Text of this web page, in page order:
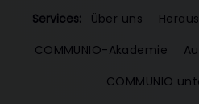
Services: Über uns
COMMUNIO-Akademie
COMMUNIO